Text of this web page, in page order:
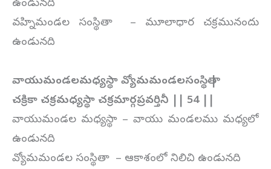
ఉండునది
వహ్నిమండల సంస్థితా – మూలాధార చక్రమునందు
ఉండునది
వాయుమండలమధ్యస్థా వ్యోమమండలసంస్థితా |
చక్రికా చక్రమధ్యస్థా చక్రమార్గప్రవర్తినీ || 54 ||
వాయుమండల మధ్యస్థా – వాయు మండలము మధ్యలో
ఉండునది
వ్యోమమండల సంస్థితా – ఆకాశంలో నిలిచి ఉండునది